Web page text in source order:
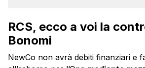
RCS, ecco a voi la
Bonomi
NewCo non avrà debiti finanziari e